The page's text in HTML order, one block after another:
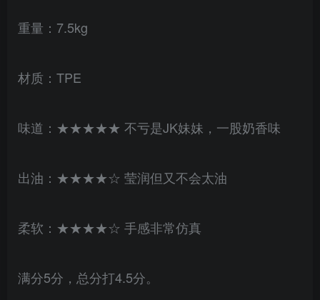
重量：7.5kg
材质：TPE
味道：★★★★★ 不亏是JK妹妹，一股奶香味
出油：★★★★☆ 莹润但又不会太油
柔软：★★★★☆ 手感非常仿真
满分5分，总分打4.5分。